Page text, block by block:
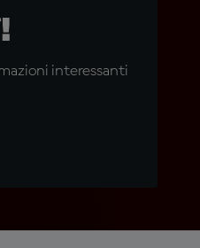
interessanti